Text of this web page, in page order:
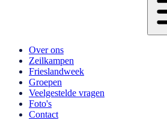
Over ons
Zeilkampen
Frieslandweek
Groepen
Veelgestelde vragen
Foto's
Contact